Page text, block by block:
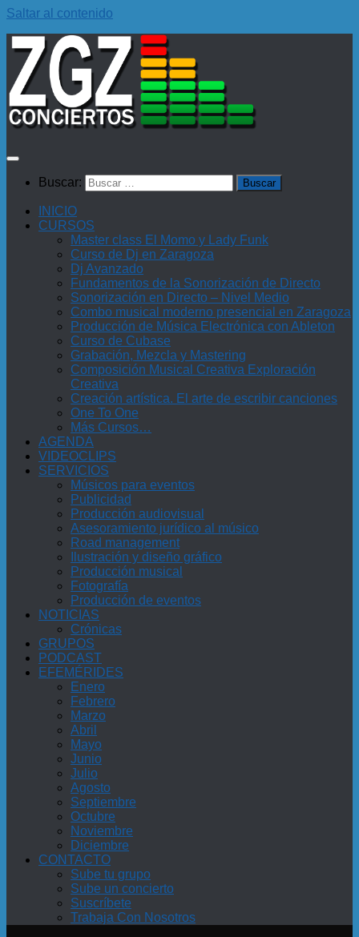
Saltar al contenido
Buscar:
INICIO
CURSOS
Master class El Momo y Lady Funk
Curso de Dj en Zaragoza
Dj Avanzado
Fundamentos de la Sonorización de Directo
Sonorización en Directo – Nivel Medio
Combo musical moderno presencial en Zaragoza
Producción de Música Electrónica con Ableton
Curso de Cubase
Grabación, Mezcla y Mastering
Composición Musical Creativa Exploración
Creativa
Creación artística. El arte de escribir canciones
One To One
Más Cursos…
AGENDA
VIDEOCLIPS
SERVICIOS
Músicos para eventos
Publicidad
Producción audiovisual
Asesoramiento jurídico al músico
Road management
Ilustración y diseño gráfico
Producción musical
Fotografía
Producción de eventos
NOTICIAS
Crónicas
GRUPOS
PODCAST
EFEMÉRIDES
Enero
Febrero
Marzo
Abril
Mayo
Junio
Julio
Agosto
Septiembre
Octubre
Noviembre
Diciembre
CONTACTO
Sube tu grupo
Sube un concierto
Suscríbete
Trabaja Con Nosotros